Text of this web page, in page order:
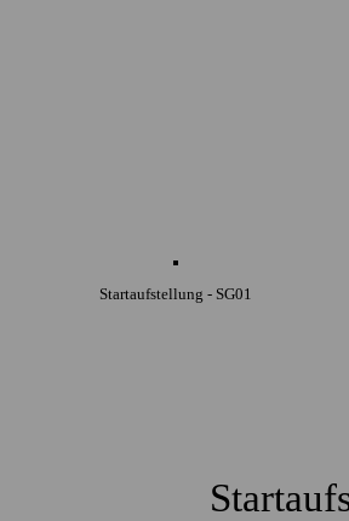
Startaufstellung - SG01